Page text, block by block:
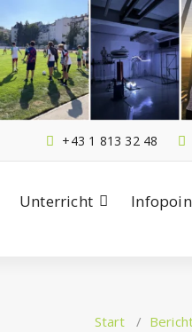
+43 1 813 32 48
Unterricht
Start /